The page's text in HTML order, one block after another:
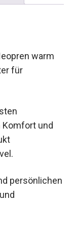
warm
für
Komfort und
persönlichen